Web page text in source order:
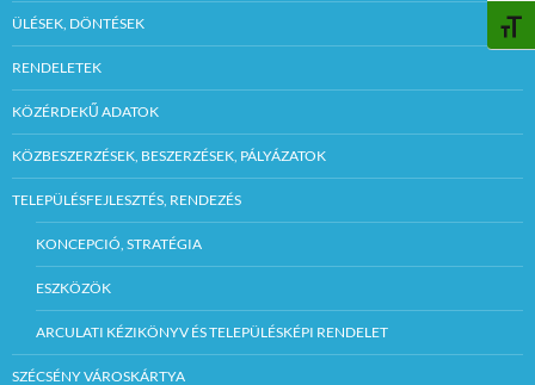
ÜLÉSEK, DÖNTÉSEK
RENDELETEK
KÖZÉRDEKŰ ADATOK
KÖZBESZERZÉSEK, BESZERZÉSEK, PÁLYÁZATOK
TELEPÜLÉSFEJLESZTÉS, RENDEZÉS
KONCEPCIÓ, STRATÉGIA
ESZKÖZÖK
ARCULATI KÉZIKÖNYV ÉS TELEPÜLÉSKÉPI RENDELET
SZÉCSÉNY VÁROSKÁRTYA